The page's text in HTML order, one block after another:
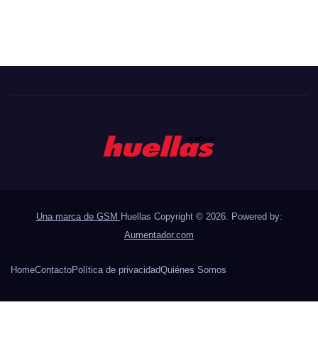
Una marca de GSM Huellas Copyright © 2026. Powered by:
Aumentador.com
HomeContactoPolítica de privacidadQuiénes Somos